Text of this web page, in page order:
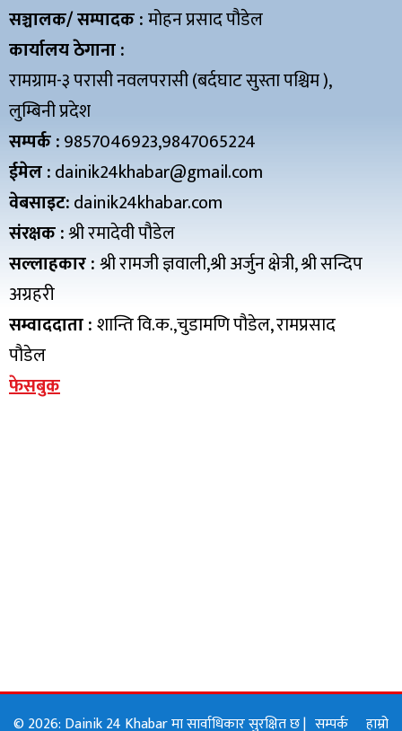
सञ्चालक/ सम्पादक :मोहन प्रसाद पौडेल
कार्यालय ठेगाना :
रामग्राम-३ परासी नवलपरासी (बर्दघाट सुस्ता पश्चिम ),
लुम्बिनी प्रदेश
सम्पर्क :9857046923,9847065224
ईमेल :dainik24khabar@gmail.com
वेबसाइट:dainik24khabar.com
संरक्षक :श्री रमादेवी पौडेल
सल्लाहकार :श्री रामजी ज्ञवाली,श्री अर्जुन क्षेत्री, श्री सन्दिप
अग्रहरी
सम्वाददाता :शान्ति वि.क.,चुडामणि पौडेल, रामप्रसाद
पौडेल
फेसबुक
© 2026: Dainik 24 Khabar मा सार्वाधिकार सुरक्षित छ | सम्पर्क हाम्रो